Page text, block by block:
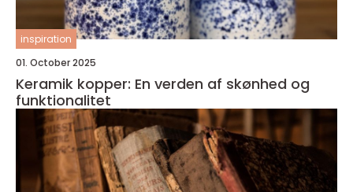
inspiration
01. October 2025
Keramik kopper: En verden af skønhed og
funktionalitet